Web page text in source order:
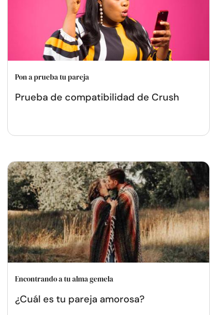
Pon a prueba tu pareja
Prueba de compatibilidad de Crush
Encontrando a tu alma gemela
¿Cuál es tu pareja amorosa?